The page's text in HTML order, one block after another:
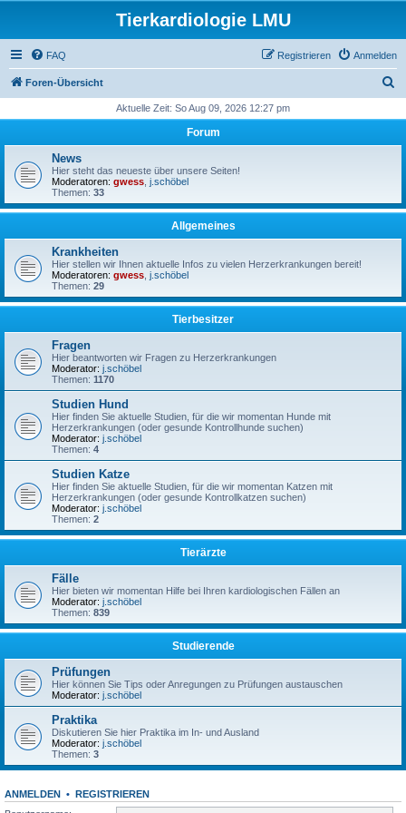
Tierkardiologie LMU
FAQ Anmelden
Registrieren
Foren-Übersicht
h
Aktuelle Zeit: So Aug 09, 2026 12:27 pm
Forum
News
Hier steht das neueste über unsere Seiten!
Moderatoren: gwess j.schöbel
Themen: 33
Allgemeines
Krankheiten
Hier stellen wir Ihnen aktuelle Infos zu vielen Herzerkrankungen bereit!
Moderatoren: gwess j.schöbel
Themen: 29
Tierbesitzer
Fragen
Hier beantworten wir Fragen zu Herzerkrankungen
Moderator: j.schöbel
Themen: 1170
Studien Hund
Hier finden Sie aktuelle Studien, für die wir momentan Hunde mit
Herzerkrankungen (oder gesunde Kontrollhunde suchen)
Moderator: j.schöbel
Themen: 4
Studien Katze
Hier finden Sie aktuelle Studien, für die wir momentan Katzen mit
Herzerkrankungen (oder gesunde Kontrollkatzen suchen)
Moderator: j.schöbel
Themen: 2
Tierärzte
Fälle
Hier bieten wir momentan Hilfe bei Ihren kardiologischen Fällen an
Moderator: j.schöbel
Themen: 839
Studierende
Prüfungen
Hier können Sie Tips oder Anregungen zu Prüfungen austauschen
Moderator: j.schöbel
Praktika
Diskutieren Sie hier Praktika im In- und Ausland
Moderator: j.schöbel
Themen: 3
ANMELDEN • REGISTRIEREN